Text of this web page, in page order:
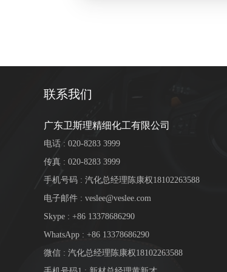
联系我们
广东卫斯理精细化工有限公司
电话 : 020-8283 3999
传真 : 020-8283 3999
手机号码 : 汽化总经理陈康权18102263588
电子邮件 : veslee@veslee.com
Skype : +86 13378686290
WhatsApp : +86 13378686290
微信 : 汽化总经理陈康权18102263588